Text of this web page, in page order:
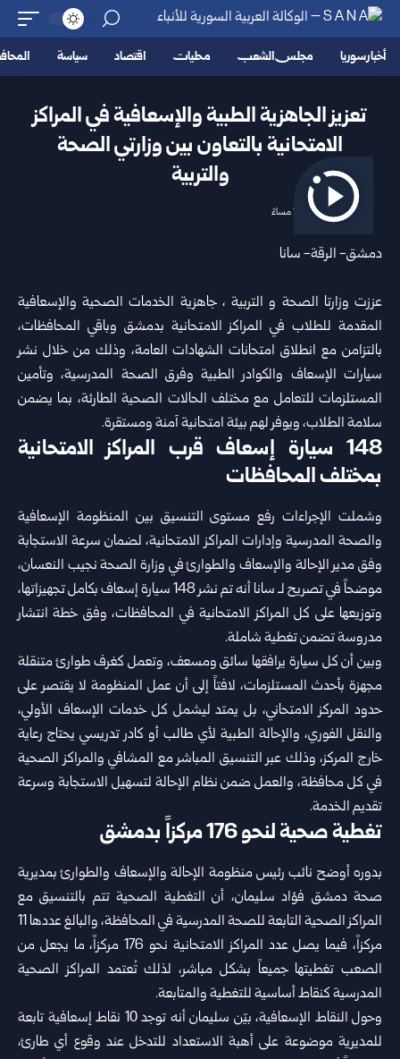
أخبار سوريا مجلس الشعب محليات اقتصاد سياسة
تعزيز الجاهزية الطبية والإسعافية في المراكز
الامتحانية بالتعاون بين وزارتي الصحة
والتربية
2026/06/07 1:14 مساءً
دمشق- الرقة- سانا
عززت وزارتا الصحة و التربية ، جاهزية الخدمات الصحية والإسعافية
المقدمة للطلاب في المراكز الامتحانية بدمشق وباقي المحافظات،
بالتزامن مع انطلاق امتحانات الشهادات العامة، وذلك من خلال نشر
سيارات الإسعاف والكوادر الطبية وفرق الصحة المدرسية، وتأمين
المستلزمات للتعامل مع مختلف الحالات الصحية الطارئة، بما يضمن
سلامة الطلاب، ويوفر لهم بيئة امتحانية آمنة ومستقرة.
148 سيارة إسعاف قرب المراكز الامتحانية
بمختلف المحافظات
وشملت الإجراءات رفع مستوى التنسيق بين المنظومة الإسعافية
والصحة المدرسية وإدارات المراكز الامتحانية، لضمان سرعة الاستجابة
وفق مدير الإحالة والإسعاف والطوارئ في وزارة الصحة نجيب النعسان،
موضحاً في تصريح لـ سانا أنه تم نشر 148 سيارة إسعاف بكامل تجهيزاتها،
وتوزيعها على كل المراكز الامتحانية في المحافظات، وفق خطة انتشار
مدروسة تضمن تغطية شاملة.
وبين أن كل سيارة يرافقها سائق ومسعف، وتعمل كغرف طوارئ متنقلة
مجهزة بأحدث المستلزمات، لافتاً إلى أن عمل المنظومة لا يقتصر على
حدود المركز الامتحاني، بل يمتد ليشمل كل خدمات الإسعاف الأولي،
والنقل الفوري، والإحالة الطبية لأي طالب أو كادر تدريسي يحتاج رعاية
خارج المركز، وذلك عبر التنسيق المباشر مع المشافي والمراكز الصحية
في كل محافظة، والعمل ضمن نظام الإحالة لتسهيل الاستجابة وسرعة
تقديم الخدمة.
تغطية صحية لنحو 176 مركزاً بدمشق
بدوره أوضح نائب رئيس منظومة الإحالة والإسعاف والطوارئ بمديرية
صحة دمشق فؤاد سليمان، أن التغطية الصحية تتم بالتنسيق مع
المراكز الصحية التابعة للصحة المدرسية في المحافظة، والبالغ عددها 11
مركزاً، فيما يصل عدد المراكز الامتحانية نحو 176 مركزاً، ما يجعل من
الصعب تغطيتها جميعاً بشكل مباشر، لذلك تُعتمد المراكز الصحية
المدرسية كنقاط أساسية للتغطية والمتابعة.
وحول النقاط الإسعافية، بيّن سليمان أنه توجد 10 نقاط إسعافية تابعة
للمديرية موضوعة على أهبة الاستعداد للتدخل عند وقوع أي طارئ،